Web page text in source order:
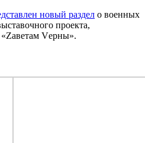
новый раздел о военных
проекта,
Vерны».